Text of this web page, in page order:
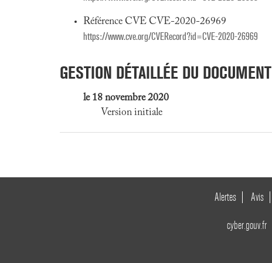
Référence CVE CVE-2020-26969
https://www.cve.org/CVERecord?id=CVE-2020-26969
GESTION DÉTAILLÉE DU DOCUMENT
le 18 novembre 2020
Version initiale
Alertes Avis
cyber.gouv.fr